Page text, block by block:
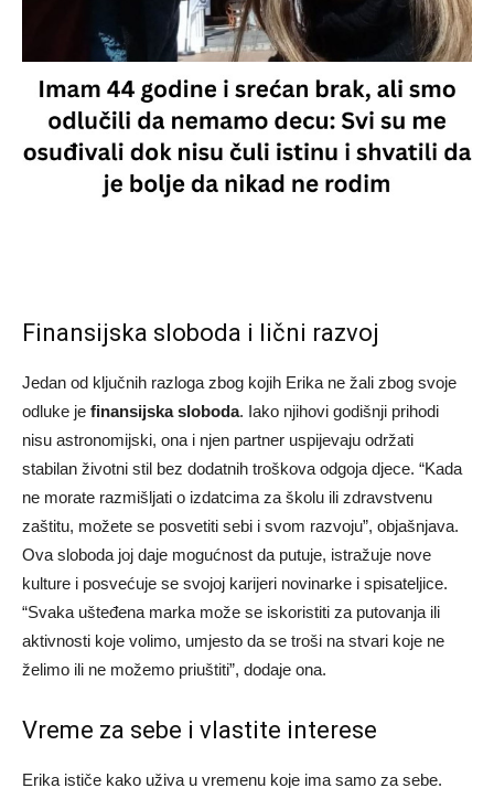
Finansijska sloboda i lični razvoj
Jedan od ključnih razloga zbog kojih Erika ne žali zbog svoje
odluke je finansijska sloboda. Iako njihovi godišnji prihodi
nisu astronomijski, ona i njen partner uspijevaju održati
stabilan životni stil bez dodatnih troškova odgoja djece. “Kada
ne morate razmišljati o izdatcima za školu ili zdravstvenu
zaštitu, možete se posvetiti sebi i svom razvoju”, objašnjava.
Ova sloboda joj daje mogućnost da putuje, istražuje nove
kulture i posvećuje se svojoj karijeri novinarke i spisateljice.
“Svaka ušteđena marka može se iskoristiti za putovanja ili
aktivnosti koje volimo, umjesto da se troši na stvari koje ne
želimo ili ne možemo priuštiti”, dodaje ona.
Vreme za sebe i vlastite interese
Erika ističe kako uživa u vremenu koje ima samo za sebe.